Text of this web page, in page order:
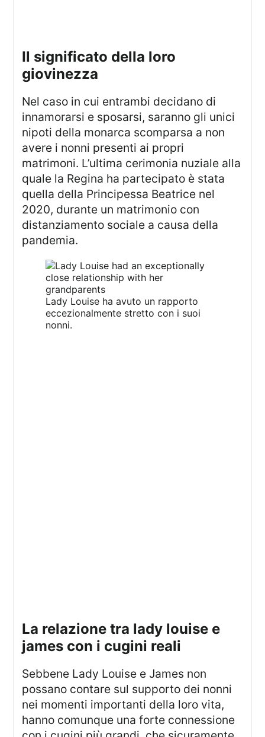
il significato della loro
giovinezza
Nel caso in cui entrambi decidano di
innamorarsi e sposarsi, saranno gli unici
nipoti della monarca scomparsa a non
avere i nonni presenti ai propri
matrimoni. L’ultima cerimonia nuziale alla
quale la Regina ha partecipato è stata
quella della Principessa Beatrice nel
2020, durante un matrimonio con
distanziamento sociale a causa della
pandemia.
Lady Louise ha avuto un rapporto
eccezionalmente stretto con i suoi
nonni.
la relazione tra lady louise e
james con i cugini reali
Sebbene Lady Louise e James non
possano contare sul supporto dei nonni
nei momenti importanti della loro vita,
hanno comunque una forte connessione